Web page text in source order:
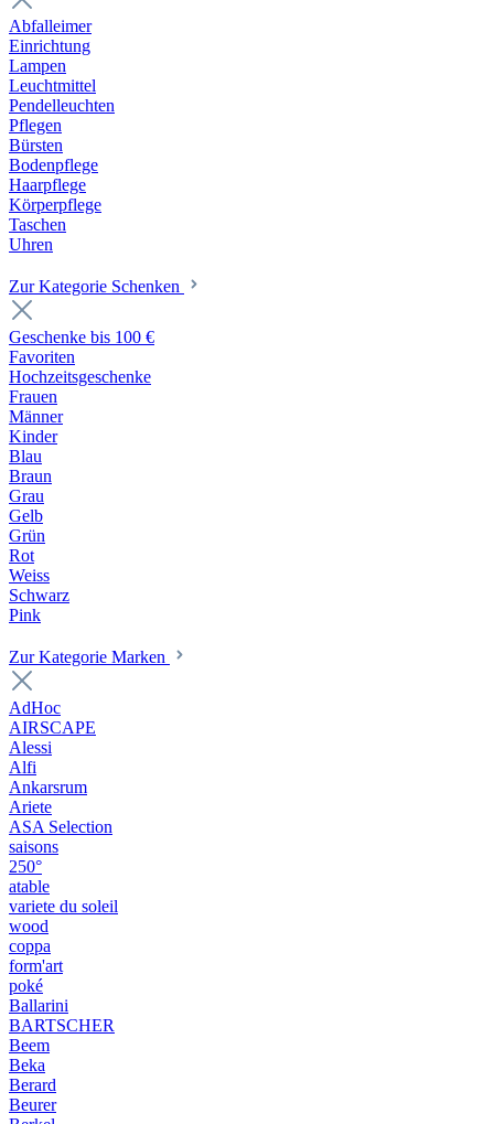
Abfalleimer
Einrichtung
Lampen
Leuchtmittel
Pendelleuchten
Pflegen
Bürsten
Bodenpflege
Haarpflege
Körperpflege
Taschen
Uhren
Zur Kategorie Schenken
Geschenke bis 100 €
Favoriten
Hochzeitsgeschenke
Frauen
Männer
Kinder
Blau
Braun
Grau
Gelb
Grün
Rot
Weiss
Schwarz
Pink
Zur Kategorie Marken
AdHoc
AIRSCAPE
Alessi
Alfi
Ankarsrum
Ariete
ASA Selection
saisons
250°
atable
variete du soleil
wood
coppa
form'art
poké
Ballarini
BARTSCHER
Beem
Beka
Berard
Beurer